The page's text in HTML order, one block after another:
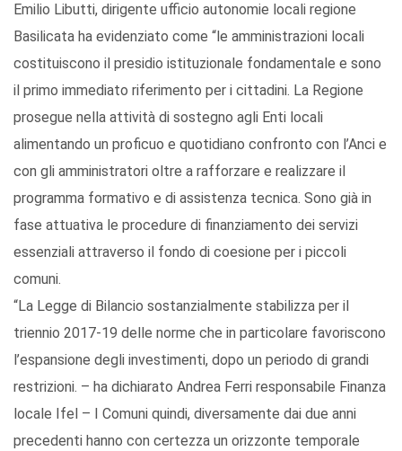
Emilio Libutti, dirigente ufficio autonomie locali regione
Basilicata ha evidenziato come “le amministrazioni locali
costituiscono il presidio istituzionale fondamentale e sono
il primo immediato riferimento per i cittadini. La Regione
prosegue nella attività di sostegno agli Enti locali
alimentando un proficuo e quotidiano confronto con l’Anci e
con gli amministratori oltre a rafforzare e realizzare il
programma formativo e di assistenza tecnica. Sono già in
fase attuativa le procedure di finanziamento dei servizi
essenziali attraverso il fondo di coesione per i piccoli
comuni.
“La Legge di Bilancio sostanzialmente stabilizza per il
triennio 2017-19 delle norme che in particolare favoriscono
l’espansione degli investimenti, dopo un periodo di grandi
restrizioni. – ha dichiarato Andrea Ferri responsabile Finanza
locale Ifel – I Comuni quindi, diversamente dai due anni
precedenti hanno con certezza un orizzonte temporale